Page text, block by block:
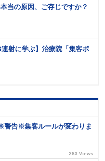
当の原因、ご存じですか？
連射に学ぶ】治療院「集客ポ
警告※集客ルールが変わりま
283 Views